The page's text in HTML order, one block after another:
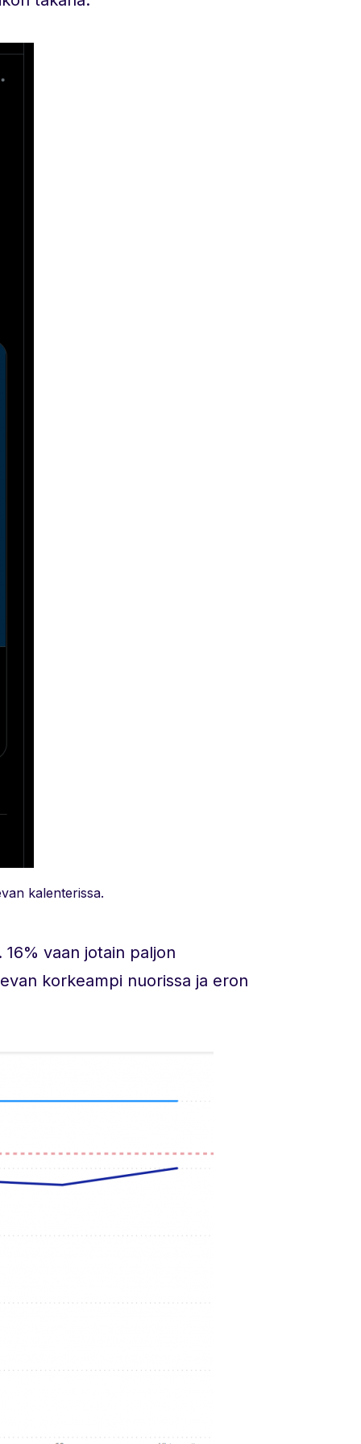
kalenterissa.
vaan jotain paljon
korkeampi nuorissa ja eron